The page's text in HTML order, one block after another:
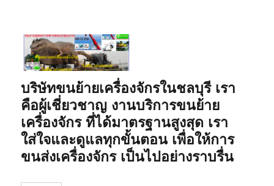
บริษัทขนย้ายเครื่องจักรในชลบุรี เรา
คือผู้เชี่ยวชาญ งานบริการขนย้าย
เครื่องจักร ที่ได้มาตรฐานสูงสุด เรา
ใส่ใจและดูแลทุกขั้นตอน เพื่อให้การ
ขนส่งเครื่องจักร เป็นไปอย่างราบรื่น